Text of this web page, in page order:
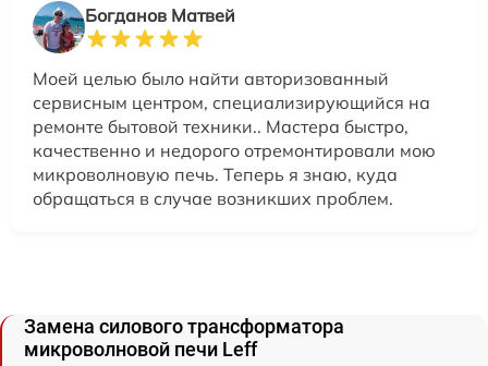
Богданов Матвей
Моей целью было найти авторизованный
сервисным центром, специализирующийся на
ремонте бытовой техники.. Мастера быстро,
качественно и недорого отремонтировали мою
микроволновую печь. Теперь я знаю, куда
обращаться в случае возникших проблем.
Замена силового трансформатора
микроволновой печи Leff